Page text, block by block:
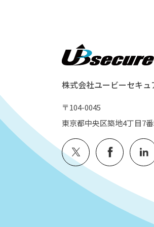
株式会社ユービーセキュ
〒104-0045
東京都中央区築地4丁目7